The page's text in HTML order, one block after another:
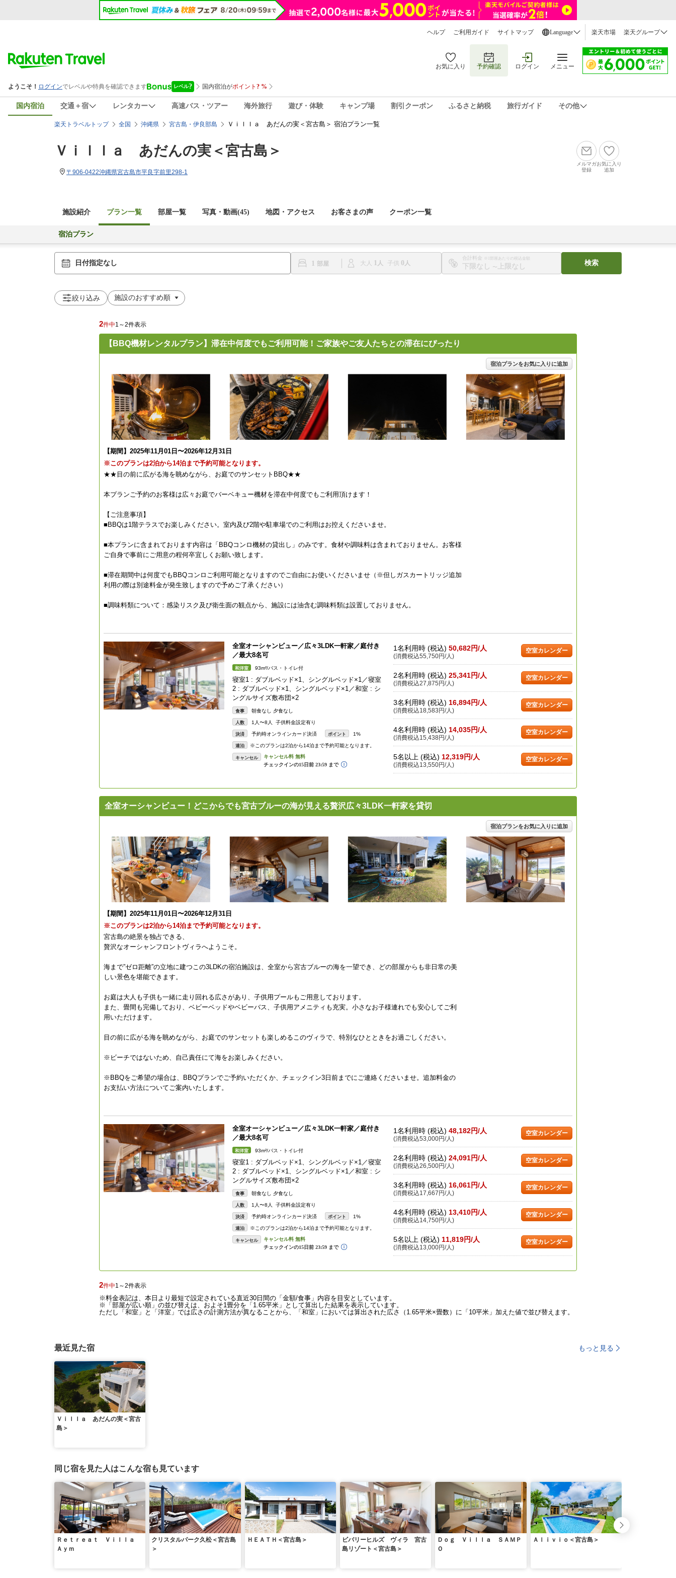
ヘルプ ご利用ガイド サイトマップ Language 楽天市場 楽天グループ
お気に入り 予約確認 ログイン メニュー
国内宿泊 交通＋宿 レンタカー 高速バス・ツアー 海外旅行 遊び・体験 キャンプ場 割引クーポン ふるさと納税 旅行ガイド その他
楽天トラベルトップ 全国 沖縄県 宮古島・伊良部島 Ｖｉｌｌａ あだんの実＜宮古島＞ 宿泊プラン一覧
Ｖｉｌｌａ あだんの実＜宮古島＞
〒906-0422沖縄県宮古島市平良字前里298-1
メルマガ
登録
お気に入り
追加
施設紹介 プラン一覧 部屋一覧 写真・動画(45) 地図・アクセス お客さまの声 クーポン一覧
宿泊プラン
日付指定なし 1 大人 1 子供 0
合計料金 ※1部屋あたりの税込金額
〜
検索
絞り込み
2件中1～2件表示
【BBQ機材レンタルプラン】滞在中何度でもご利用可能！ご家族やご友人たちとの滞在にぴったり
宿泊プランをお気に入りに追加
【期間】2025年11月01日〜2026年12月31日
※このプランは2泊から14泊まで予約可能となります。
★★目の前に広がる海を眺めながら、お庭でのサンセットBBQ★★
本プランご予約のお客様は広々お庭でバーベキュー機材を滞在中何度でもご利用頂けます！
【ご注意事項】
■BBQは1階テラスでお楽しみください。室内及び2階や駐車場でのご利用はお控えくださいませ。
■本プランに含まれております内容は「BBQコンロ機材の貸出し」のみです。食材や調味料は含まれておりません。お客様
ご自身で事前にご用意の程何卒宜しくお願い致します。
■滞在期間中は何度でもBBQコンロご利用可能となりますのでご自由にお使いくださいませ（※但しガスカートリッジ追加
利用の際は別途料金が発生致しますので予めご了承ください）
■調味料類について：感染リスク及び衛生面の観点から、施設には油含む調味料類は設置しておりません。
全室オーシャンビュー／広々3LDK一軒家／庭付き
／最大8名可
和洋室 93m²/バス・トイレ付
寝室1 : ダブルベッド×1、シングルベッド×1／寝室
2 : ダブルベッド×1、シングルベッド×1／和室 : シ
ングルサイズ敷布団×2
食事 朝食なし 夕食なし
人数 1人〜8人 子供料金設定有り
決済 予約時オンラインカード決済 ポイント 1%
連泊 ※このプランは2泊から14泊まで予約可能となります。
キャンセル
1名利用時 (税込) 50,682円/人
(消費税込55,750円/人)
空室カレンダー
2名利用時 (税込) 25,341円/人
(消費税込27,875円/人)
空室カレンダー
3名利用時 (税込) 16,894円/人
(消費税込18,583円/人)
空室カレンダー
4名利用時 (税込) 14,035円/人
(消費税込15,438円/人)
空室カレンダー
5名以上 (税込) 12,319円/人
(消費税込13,550円/人)
空室カレンダー
全室オーシャンビュー！どこからでも宮古ブルーの海が見える贅沢広々3LDK一軒家を貸切
宿泊プランをお気に入りに追加
【期間】2025年11月01日〜2026年12月31日
※このプランは2泊から14泊まで予約可能となります。
宮古島の絶景を独占できる、
贅沢なオーシャンフロントヴィラへようこそ。
海まで”ゼロ距離”の立地に建つこの3LDKの宿泊施設は、全室から宮古ブルーの海を一望でき、どの部屋からも非日常の美
しい景色を堪能できます。
お庭は大人も子供も一緒に走り回れる広さがあり、子供用プールもご用意しております。
また、畳間も完備しており、ベビーベッドやベビーバス、子供用アメニティも充実。小さなお子様連れでも安心してご利
用いただけます。
目の前に広がる海を眺めながら、お庭でのサンセットも楽しめるこのヴィラで、特別なひとときをお過ごしください。
※ビーチではないため、自己責任にて海をお楽しみください。
※BBQをご希望の場合は、BBQプランでご予約いただくか、チェックイン3日前までにご連絡くださいませ。追加料金の
お支払い方法についてご案内いたします。
全室オーシャンビュー／広々3LDK一軒家／庭付き
／最大8名可
和洋室 93m²/バス・トイレ付
寝室1 : ダブルベッド×1、シングルベッド×1／寝室
2 : ダブルベッド×1、シングルベッド×1／和室 : シ
ングルサイズ敷布団×2
食事 朝食なし 夕食なし
人数 1人〜8人 子供料金設定有り
決済 予約時オンラインカード決済 ポイント 1%
連泊 ※このプランは2泊から14泊まで予約可能となります。
キャンセル
1名利用時 (税込) 48,182円/人
(消費税込53,000円/人)
空室カレンダー
2名利用時 (税込) 24,091円/人
(消費税込26,500円/人)
空室カレンダー
3名利用時 (税込) 16,061円/人
(消費税込17,667円/人)
空室カレンダー
4名利用時 (税込) 13,410円/人
(消費税込14,750円/人)
空室カレンダー
5名以上 (税込) 11,819円/人
(消費税込13,000円/人)
空室カレンダー
2件中1～2件表示
※料金表記は、本日より最短で設定されている直近30日間の「金額/食事」内容を目安としています。
※「部屋が広い順」の並び替えは、およそ1畳分を「1.65平米」として算出した結果を表示しています。
ただし「和室」と「洋室」では広さの計測方法が異なることから、「和室」においては算出された広さ（1.65平米×畳数）に「10平米」加えた値で並び替えます。
最近見た宿 もっと見る
Ｖｉｌｌａ あだんの実＜宮古
島＞
同じ宿を見た人はこんな宿も見ています
Ｒｅｔｒｅａｔ Ｖｉｌｌａ
Ａｙｍ
クリスタルパーク久松＜宮古島
＞
ＨＥＡＴＨ＜宮古島＞
ビバリーヒルズ ヴィラ 宮古
島リゾート＜宮古島＞
Ｄｏｇ Ｖｉｌｌａ ＳＡＭＰ
Ｏ
Ａｌｉｖｉｏ＜宮古島＞